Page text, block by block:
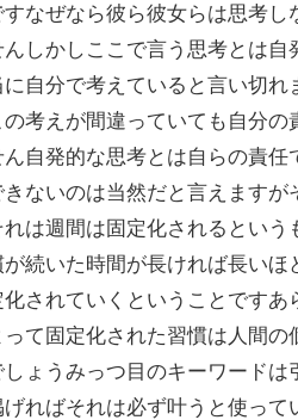
なぜなら彼ら彼女らは思考
しかしここで言う思考とは
自分で考えていると言い切
考えが間違っていても自分
自発的な思考とは自らの責
ないのは当然だと言えます
は週間は固定化されるとい
続いた時間が長ければ長い
されていくということです
て固定化された習慣は人間
ょうみっつ目のキーワード
ればそれは必ず叶うと使っ